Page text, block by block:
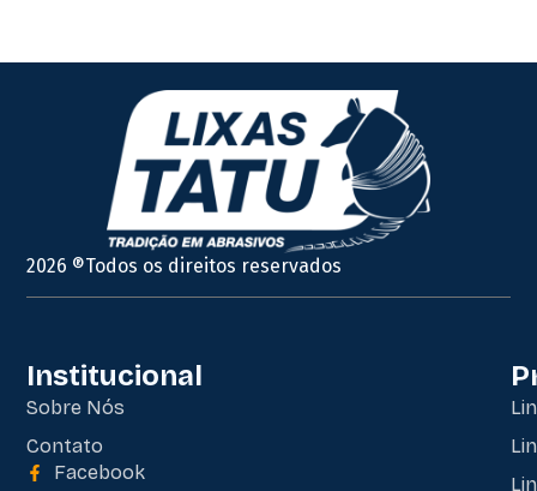
2026 ®Todos os direitos reservados
Institucional
Sobre Nós
Contato
Facebook